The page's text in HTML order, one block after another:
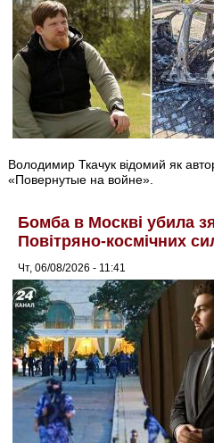
Володимир Ткачук відомий як
«Повернутые на войне».
Бомба в Москві убила
Повітряно-космічних
Чт, 06/08/2026 - 11:41